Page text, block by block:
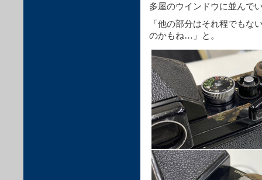
多屋のウインドウに並んで
「他の部分はそれ程でもな
のかもね…」と。